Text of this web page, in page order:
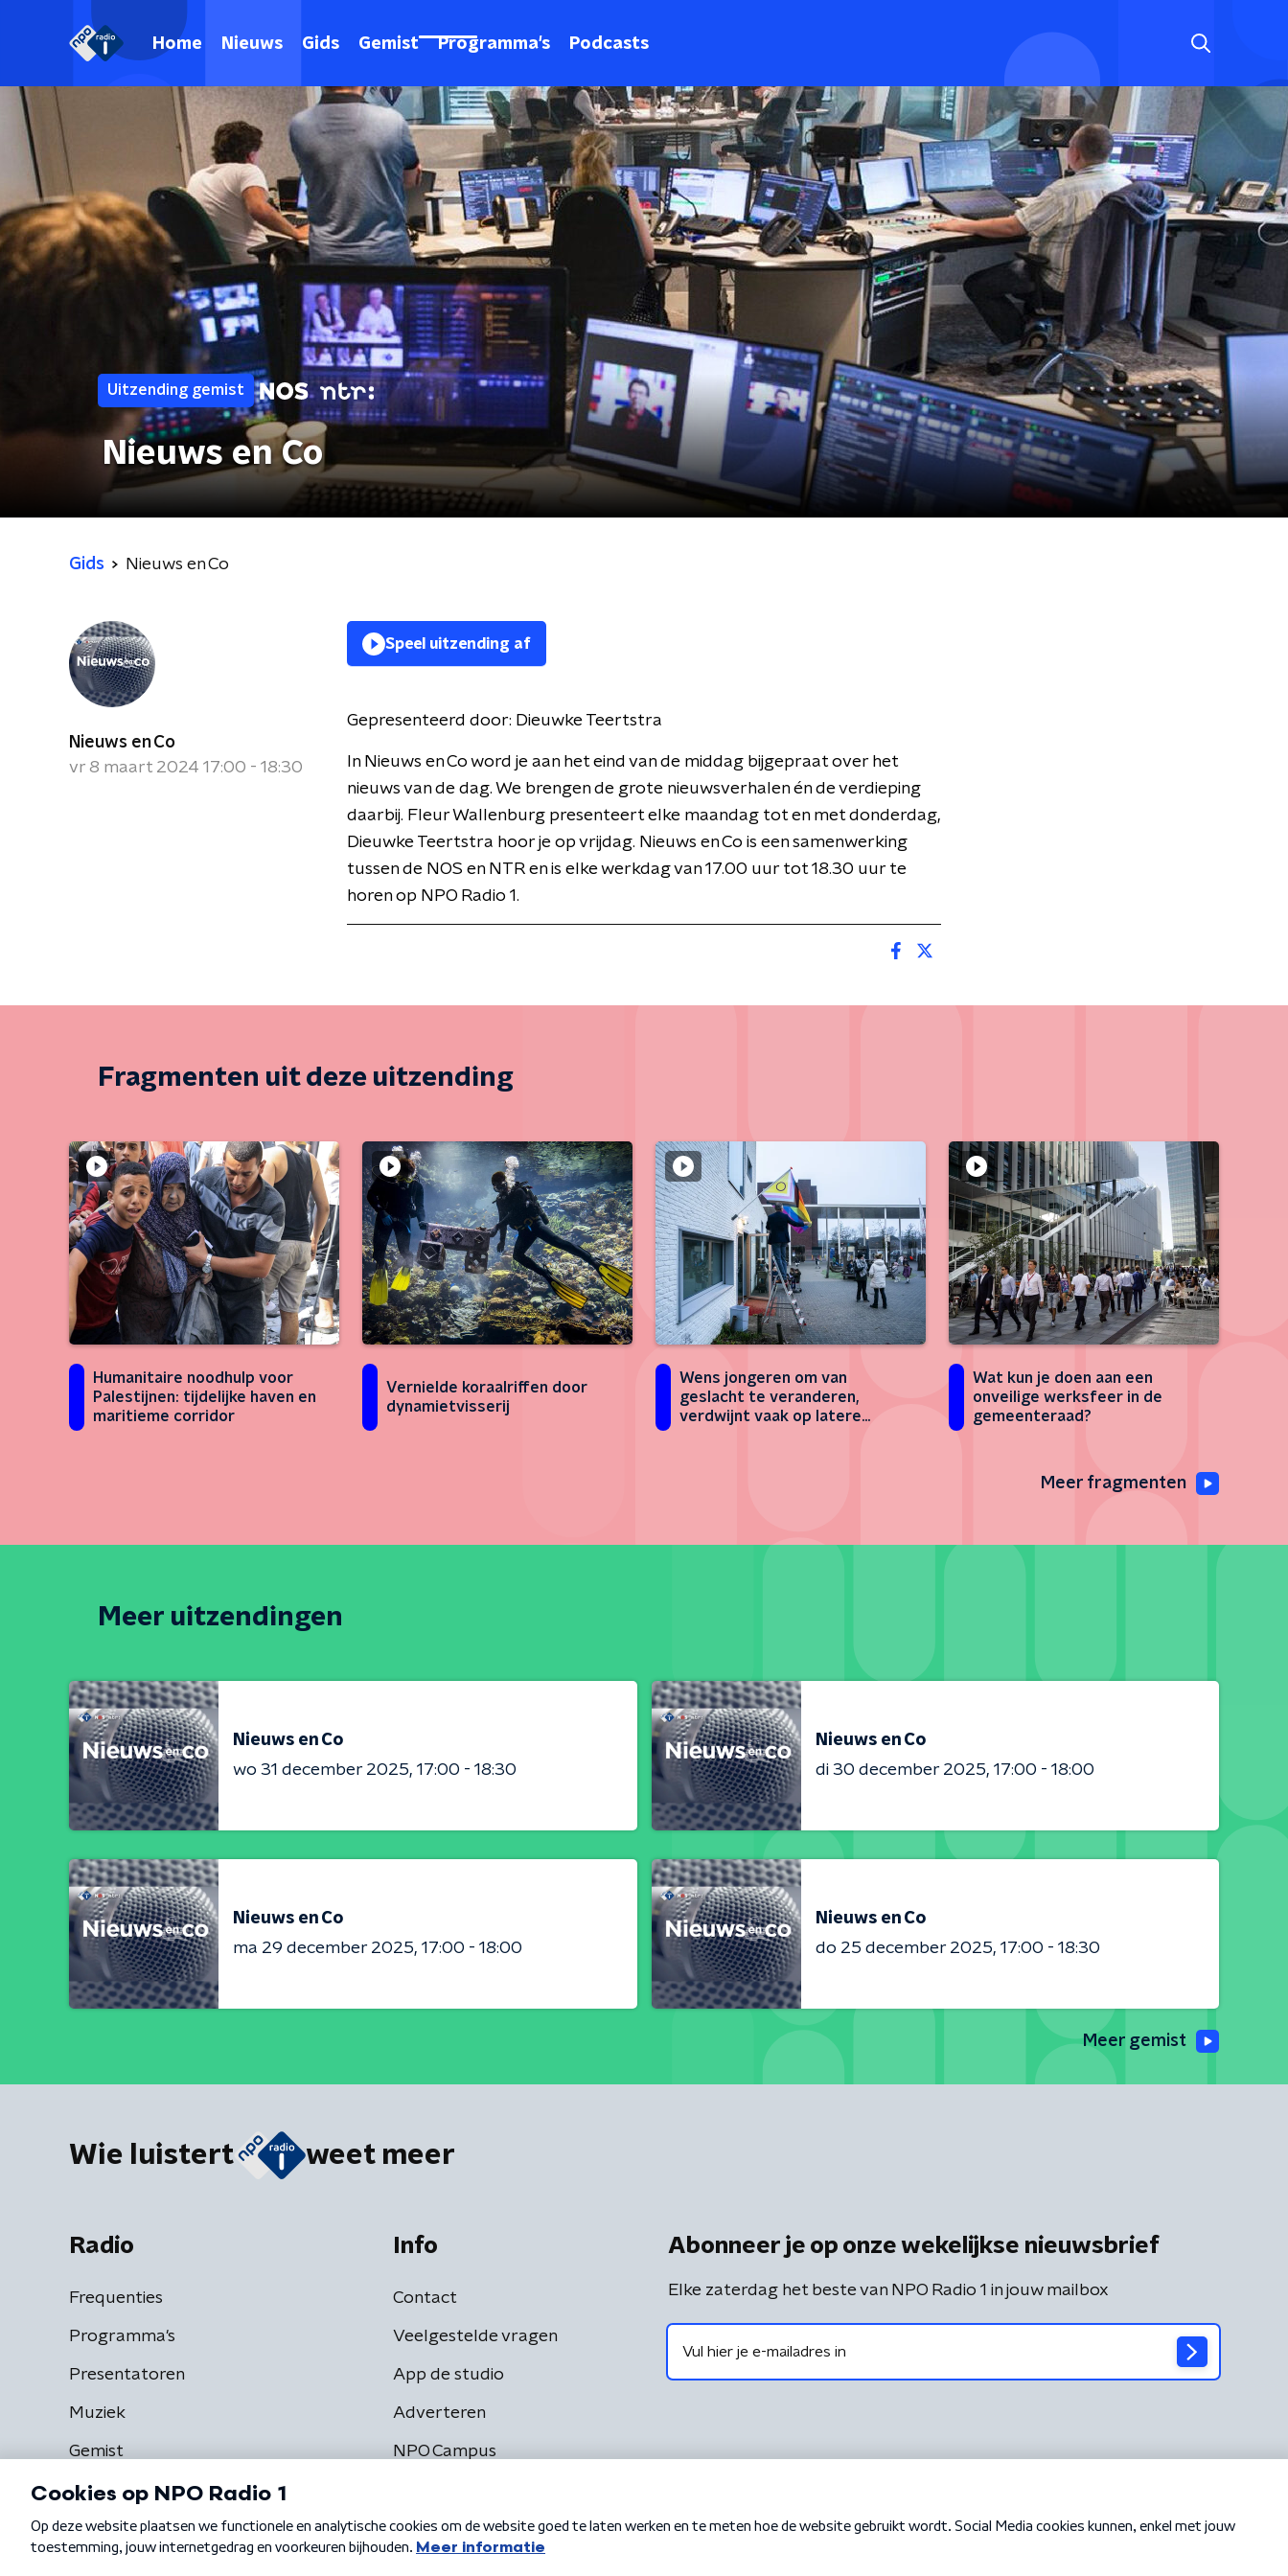
Home Nieuws Gids Gemist Programma's Podcasts
Uitzending gemist
Nieuws en Co
Gids Nieuws en Co
Nieuws en Co
vr 8 maart 2024 17:00 - 18:30
Speel uitzending af
Gepresenteerd door: Dieuwke Teertstra
In Nieuws en Co word je aan het eind van de middag bijgepraat over het
nieuws van de dag. We brengen de grote nieuwsverhalen én de verdieping
daarbij. Fleur Wallenburg presenteert elke maandag tot en met donderdag,
Dieuwke Teertstra hoor je op vrijdag. Nieuws en Co is een samenwerking
tussen de NOS en NTR en is elke werkdag van 17.00 uur tot 18.30 uur te
horen op NPO Radio 1.
Fragmenten uit deze uitzending
Humanitaire noodhulp voor
Palestijnen: tijdelijke haven en
maritieme corridor
Vernielde koraalriffen door
dynamietvisserij
Wens jongeren om van
geslacht te veranderen,
verdwijnt vaak op latere
Wat kun je doen aan een
onveilige werksfeer in de
gemeenteraad?
Meer fragmenten
Meer uitzendingen
Nieuws en Co
wo 31 december 2025 17:00 - 18:30
Nieuws en Co
di 30 december 2025 17:00 - 18:00
Nieuws en Co
ma 29 december 2025 17:00 - 18:00
Nieuws en Co
do 25 december 2025 17:00 - 18:30
Meer gemist
Wie luistert weet meer
Radio
Frequenties
Programma's
Presentatoren
Muziek
Gemist
Info
Contact
Veelgestelde vragen
App de studio
Adverteren
NPO Campus
Abonneer je op onze wekelijkse nieuwsbrief
Elke zaterdag het beste van NPO Radio 1 in jouw mailbox
Algemene voorwaarden Privacybeleid